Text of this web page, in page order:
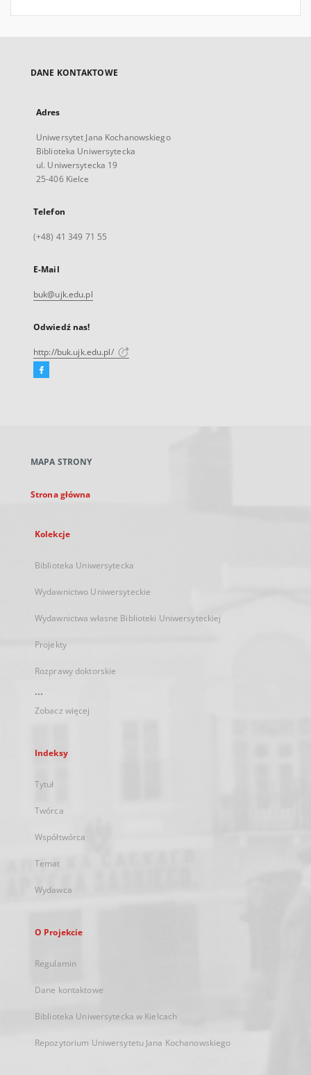
DANE KONTAKTOWE
Adres
Uniwersytet Jana Kochanowskiego
Biblioteka Uniwersytecka
ul. Uniwersytecka 19
25-406 Kielce
Telefon
(+48) 41 349 71 55
E-Mail
buk@ujk.edu.pl
Odwiedź nas!
http://buk.ujk.edu.pl/
Facebook
karcie
MAPA STRONY
Strona główna
Kolekcje
Biblioteka Uniwersytecka
Wydawnictwo Uniwersyteckie
Wydawnictwa własne Biblioteki Uniwersyteckiej
Projekty
Rozprawy doktorskie
...
Zobacz więcej
Indeksy
Tytuł
Twórca
Współtwórca
Temat
Wydawca
O Projekcie
Regulamin
Dane kontaktowe
Biblioteka Uniwersytecka w Kielcach
Repozytorium Uniwersytetu Jana Kochanowskiego